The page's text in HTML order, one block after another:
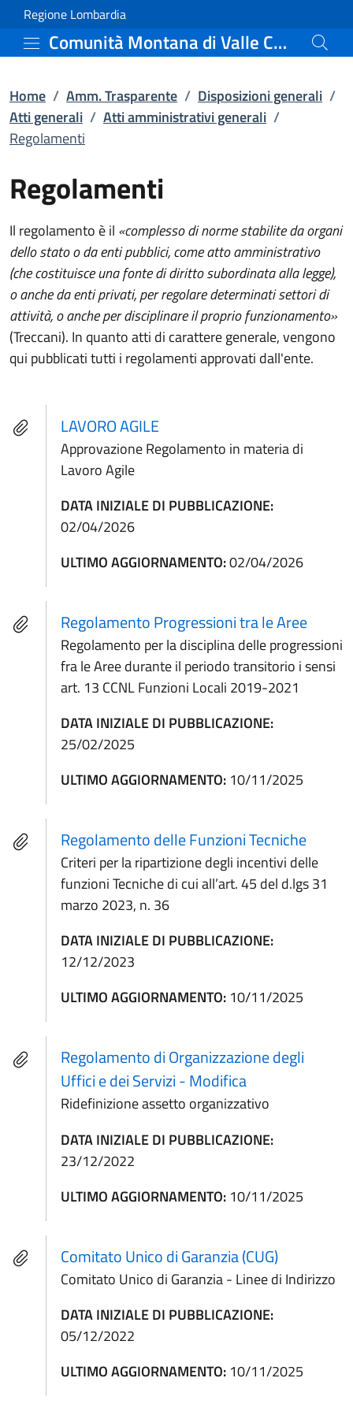
Vai al contenuto principale
Regolamenti | Atti
Regione Lombardia
Comunità Montana di Valle Camonica
Home / Amm. Trasparente / Disposizioni generali /
Atti generali / Atti amministrativi generali /
Regolamenti
Regolamenti
Il regolamento è il «complesso di norme stabilite da organi
dello stato o da enti pubblici, come atto amministrativo
(che costituisce una fonte di diritto subordinata alla legge),
o anche da enti privati, per regolare determinati settori di
attività, o anche per disciplinare il proprio funzionamento»
(Treccani). In quanto atti di carattere generale, vengono
qui pubblicati tutti i regolamenti approvati dall'ente.
LAVORO AGILE
Approvazione Regolamento in materia di
Lavoro Agile
DATA INIZIALE DI PUBBLICAZIONE:
02/04/2026
ULTIMO AGGIORNAMENTO:02/04/2026
Regolamento Progressioni tra le Aree
Regolamento per la disciplina delle progressioni
fra le Aree durante il periodo transitorio i sensi
art. 13 CCNL Funzioni Locali 2019-2021
DATA INIZIALE DI PUBBLICAZIONE:
25/02/2025
ULTIMO AGGIORNAMENTO: 10/11/2025
Regolamento delle Funzioni Tecniche
Criteri per la ripartizione degli incentivi delle
funzioni Tecniche di cui all’art. 45 del d.lgs 31
marzo 2023, n. 36
DATA INIZIALE DI PUBBLICAZIONE:
12/12/2023
ULTIMO AGGIORNAMENTO: 10/11/2025
Regolamento di Organizzazione degli
Uffici e dei Servizi - Modifica
Ridefinizione assetto organizzativo
DATA INIZIALE DI PUBBLICAZIONE:
23/12/2022
ULTIMO AGGIORNAMENTO: 10/11/2025
Comitato Unico di Garanzia (CUG)
Comitato Unico di Garanzia - Linee di Indirizzo
DATA INIZIALE DI PUBBLICAZIONE:
05/12/2022
ULTIMO AGGIORNAMENTO: 10/11/2025